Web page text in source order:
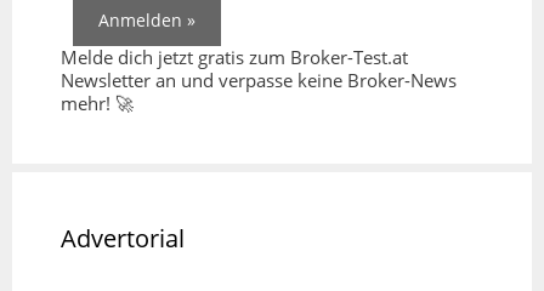
Melde dich jetzt gratis zum Broker-Test.at
Newsletter an und verpasse keine Broker-News
mehr! 🚀
Advertorial